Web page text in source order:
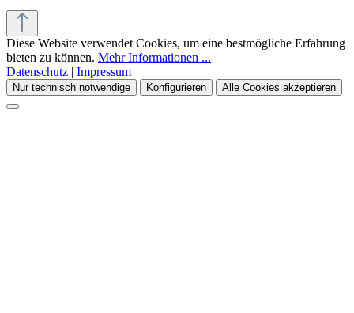
Diese Website verwendet Cookies, um eine bestmögliche Erfahrung
bieten zu können. Mehr Informationen ...
Datenschutz | Impressum
Nur technisch notwendige Konfigurieren Alle Cookies akzeptieren